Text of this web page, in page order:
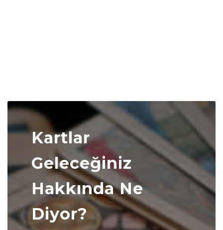
Kartlar
Geleceğiniz
Hakkında Ne
Diyor?